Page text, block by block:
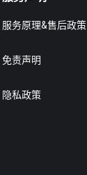
服务原理&售后政策
免责声明
隐私政策